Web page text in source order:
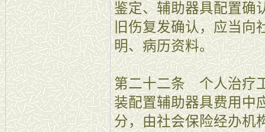
鉴定、辅助器具配置确
旧伤复发确认，应当向
明、病历资料。
第二十二条 个人治疗
装配置辅助器具费用中
分，由社会保险经办机